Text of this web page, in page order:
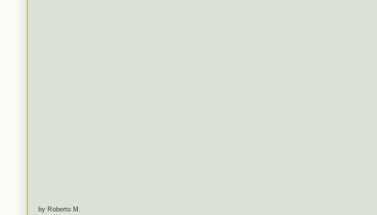
by Roberto M.